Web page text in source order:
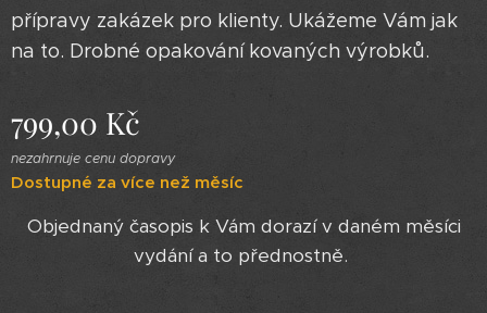
přípravy zakázek pro klienty. Ukážeme Vám jak
na to. Drobné opakování kovaných výrobků.
799,00 Kč
nezahrnuje cenu dopravy
Dostupné za více než měsíc
Objednaný časopis k Vám dorazí v daném měsíci
vydání a to přednostně.